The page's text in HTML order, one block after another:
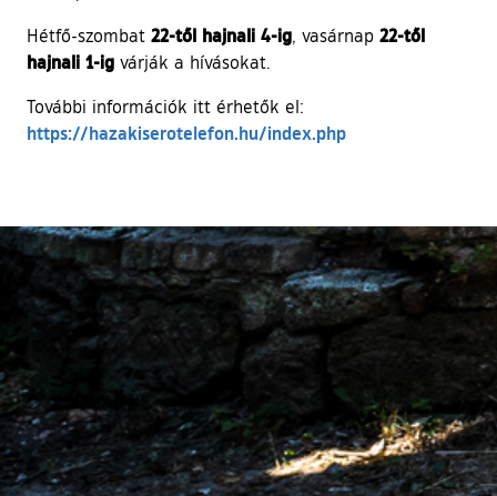
Hétfő-szombat 22-től hajnali 4-ig, vasárnap 22-től
hajnali 1-ig várják a hívásokat.
További információk itt érhetők el:
https://hazakiserotelefon.hu/index.php(külső hivatkozás)